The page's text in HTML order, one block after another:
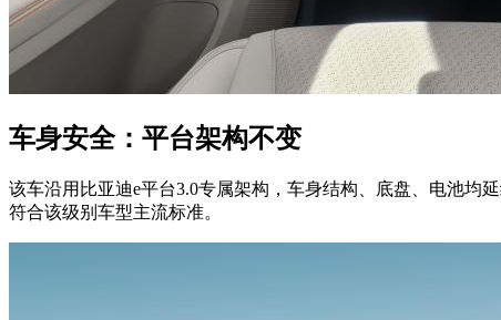
车身安全：平台架构不变
该车沿用比亚迪e平台3.0专属架构，车身结构、底盘、电池均
符合该级别车型主流标准。